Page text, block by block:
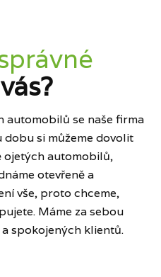
automobilů se naše firma
dobu si můžeme dovolit
ojetých automobilů,
otevřeně a
vše, proto chceme,
Máme za sebou
spokojených klientů.